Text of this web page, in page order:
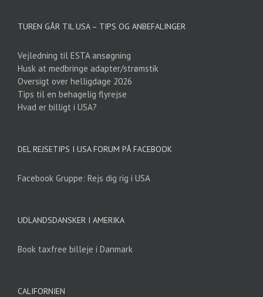
TUREN GÅR TIL USA – TIPS OG ANBEFALINGER
Vejledning til ESTA ansøgning
Husk at medbringe adapter/strømstik
Oversigt over helligdage 2026
Tips til en behagelig flyrejse
Hvad er billigt i USA?
DEL REJSETIPS I USA FORUM PÅ FACEBOOK
Facebook Gruppe: Rejs dig rig i USA
UDLANDSDANSKER I AMERIKA
Book taxfree billeje i Danmark
CALIFORNIEN